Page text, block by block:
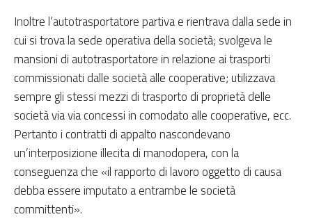
Inoltre l’autotrasportatore partiva e rientrava dalla sede in
cui si trova la sede operativa della società; svolgeva le
mansioni di autotrasportatore in relazione ai trasporti
commissionati dalle società alle cooperative; utilizzava
sempre gli stessi mezzi di trasporto di proprietà delle
società via via concessi in comodato alle cooperative, ecc.
Pertanto i contratti di appalto nascondevano
un’interposizione illecita di manodopera, con la
conseguenza che «il rapporto di lavoro oggetto di causa
debba essere imputato a entrambe le società
committenti».